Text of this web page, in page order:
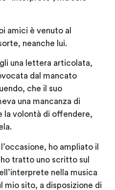
amici è venuto al
neanche lui.
una lettera articolata,
dal mancato
che il suo
una mancanza di
la volontà di offendere,
ho ampliato il
tratto uno scritto sul
nella musica
mio sito, a disposizione di